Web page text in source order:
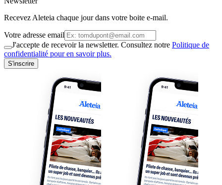
Recevez Aleteia chaque jour dans votre boite e-mail.
Votre adresse email
J'accepte de recevoir la newsletter. Consultez notre Politique de
confidentialité pour en savoir plus.
S'inscrire